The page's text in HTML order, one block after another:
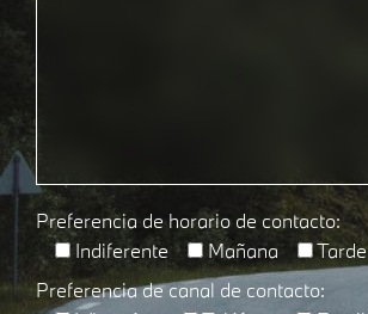
Preferencia de horario de contacto:
Indiferente
Mañana
Tarde
Preferencia de canal de contacto: